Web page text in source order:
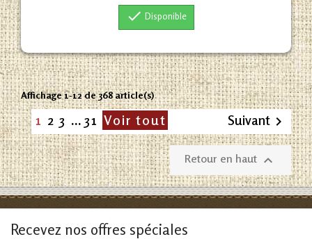
 Disponible
Affichage 1-12 de 368 article(s)
1 2 3 … 31 Suivant 
Voir tout
Retour en haut 
Recevez nos offres spéciales